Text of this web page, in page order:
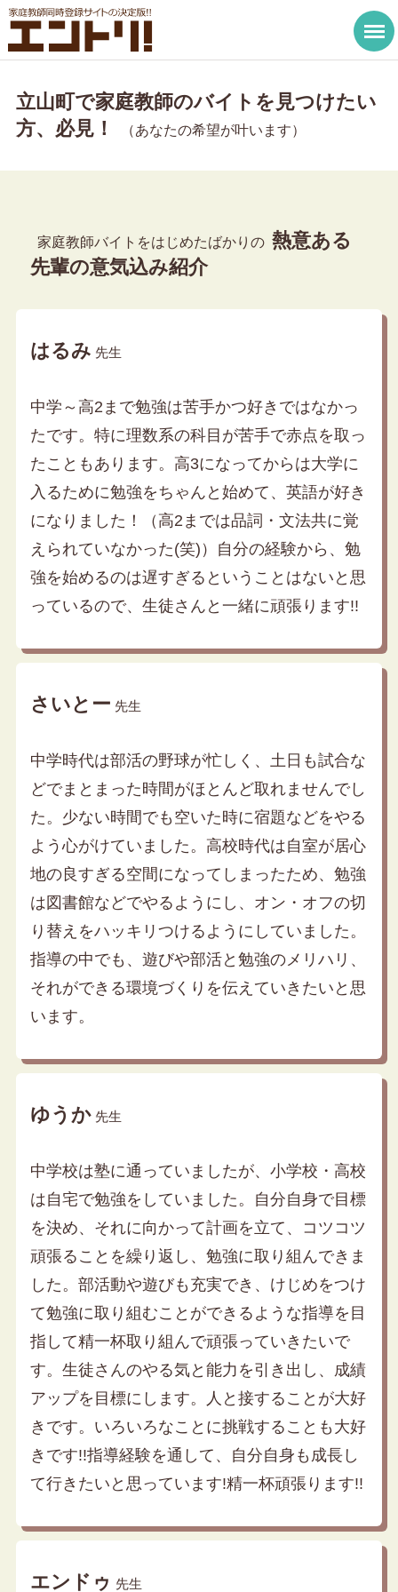
立山町で家庭教師のバイトを見つけたい
方、必見！
（あなたの希望が叶います）
家庭教師バイトをはじめたばかりの 熱意ある
先輩の意気込み紹介
はるみ 先生
中学～高2まで勉強は苦手かつ好きではなかっ
たです。特に理数系の科目が苦手で赤点を取っ
たこともあります。高3になってからは大学に
入るために勉強をちゃんと始めて、英語が好き
になりました！（高2までは品詞・文法共に覚
えられていなかった(笑)）自分の経験から、勉
強を始めるのは遅すぎるということはないと思
っているので、生徒さんと一緒に頑張ります!!
さいとー 先生
中学時代は部活の野球が忙しく、土日も試合な
どでまとまった時間がほとんど取れませんでし
た。少ない時間でも空いた時に宿題などをやる
よう心がけていました。高校時代は自室が居心
地の良すぎる空間になってしまったため、勉強
は図書館などでやるようにし、オン・オフの切
り替えをハッキリつけるようにしていました。
指導の中でも、遊びや部活と勉強のメリハリ、
それができる環境づくりを伝えていきたいと思
います。
ゆうか先生
中学校は塾に通っていましたが、小学校・高校
は自宅で勉強をしていました。自分自身で目標
を決め、それに向かって計画を立て、コツコツ
頑張ることを繰り返し、勉強に取り組んできま
した。部活動や遊びも充実でき、けじめをつけ
て勉強に取り組むことができるような指導を目
指して精一杯取り組んで頑張っていきたいで
す。生徒さんのやる気と能力を引き出し、成績
アップを目標にします。人と接することが大好
きです。いろいろなことに挑戦することも大好
きです!!指導経験を通して、自分自身も成長し
て行きたいと思っています!精一杯頑張ります!!
エンドゥ 先生